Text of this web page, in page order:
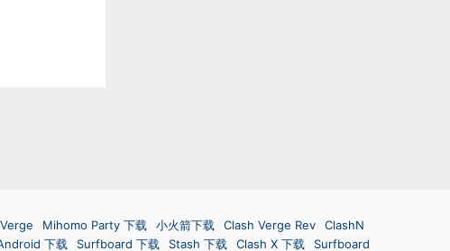
Mihomo Party 下载 小火箭下载 Clash Verge Rev
ClashN
下载 Surfboard 下载 Stash 下载 Clash X 下载 Surfboard